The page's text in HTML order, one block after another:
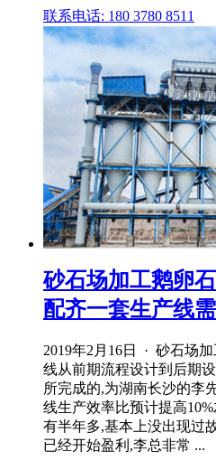
联系电话: 180 3780 8511
砂石场加工鹅卵
配齐一套生产线
2019年2月16日 · 砂石场
线从前期流程设计到后期
所完成的,为湖南长沙的李
线生产效率比预计提高
有半年多,基本上没出现过
已经开始盈利,李总非常 ...